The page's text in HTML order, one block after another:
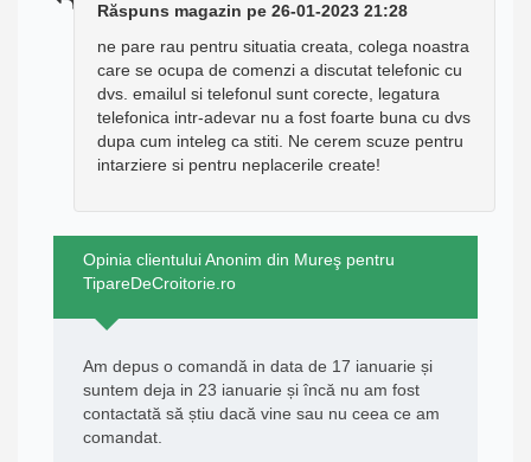
Răspuns magazin pe 26-01-2023 21:28
ne pare rau pentru situatia creata, colega noastra
care se ocupa de comenzi a discutat telefonic cu
dvs. emailul si telefonul sunt corecte, legatura
telefonica intr-adevar nu a fost foarte buna cu dvs
dupa cum inteleg ca stiti. Ne cerem scuze pentru
intarziere si pentru neplacerile create!
Opinia clientului Anonim din Mureş pentru
TipareDeCroitorie.ro
Am depus o comandă in data de 17 ianuarie și
suntem deja in 23 ianuarie și încă nu am fost
contactată să știu dacă vine sau nu ceea ce am
comandat.